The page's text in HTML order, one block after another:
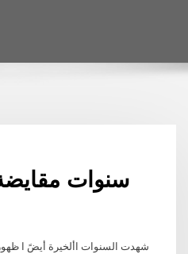
5 سنوات
شهدت السنوات األخيرة أيضً ا